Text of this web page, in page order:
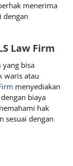
menerima
dengan
Law Firm
yang bisa
waris atau
menyediakan
biaya
hak
sesuai dengan